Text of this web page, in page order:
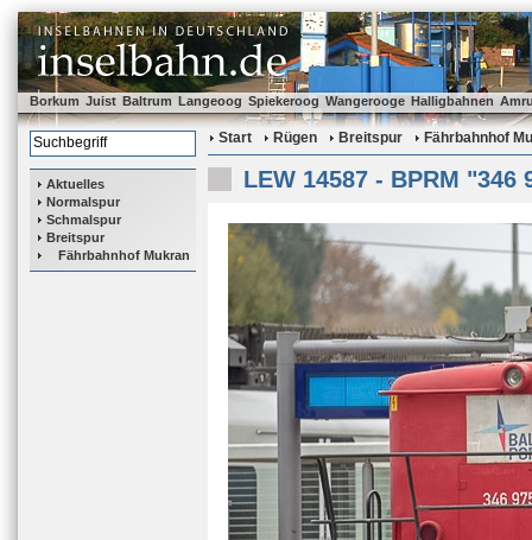
Borkum Juist Baltrum Langeoog Spiekeroog Wangerooge Halligbahnen
Aktuelles
Normalspur
Schmalspur
Breitspur
Fährbahnhof Mukran
Start Rügen Breitspur Fährbahnhof
LEW 14587 - BPRM "346